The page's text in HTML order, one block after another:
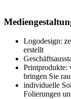
Logodesign:
erstellt
Printprodukte:
bringen Sie
individuelle
Folierungen